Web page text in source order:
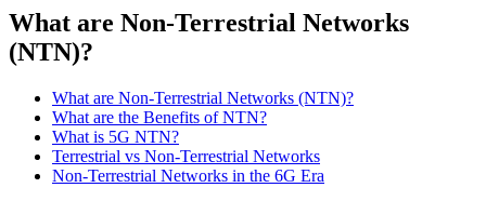
What are Non-Terrestrial Networks
(NTN)?
What are Non-Terrestrial Networks (NTN)?
What are the Benefits of NTN?
What is 5G NTN?
Terrestrial vs Non-Terrestrial Networks
Non-Terrestrial Networks in the 6G Era